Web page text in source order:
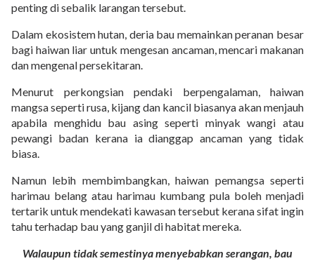
penting di sebalik larangan tersebut.
Dalam ekosistem hutan, deria bau memainkan peranan besar
bagi haiwan liar untuk mengesan ancaman, mencari makanan
dan mengenal persekitaran.
Menurut perkongsian pendaki berpengalaman, haiwan
mangsa seperti rusa, kijang dan kancil biasanya akan menjauh
apabila menghidu bau asing seperti minyak wangi atau
pewangi badan kerana ia dianggap ancaman yang tidak
biasa.
Namun lebih membimbangkan, haiwan pemangsa seperti
harimau belang atau harimau kumbang pula boleh menjadi
tertarik untuk mendekati kawasan tersebut kerana sifat ingin
tahu terhadap bau yang ganjil di habitat mereka.
Walaupun tidak semestinya menyebabkan serangan, bau